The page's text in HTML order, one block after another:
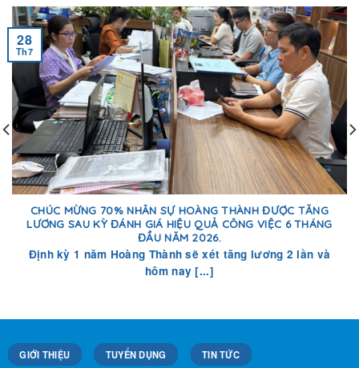
CHÚC MỪNG 70% NHÂN SỰ HOÀNG THÀNH ĐƯỢC TĂNG
LƯƠNG SAU KỲ ĐÁNH GIÁ HIỆU QUẢ CÔNG VIỆC 6 THÁNG
ĐẦU NĂM 2026.
Định kỳ 1 năm Hoàng Thành sẽ xét tăng lương 2 lần và
hôm nay [...]
28
Th7
GIỚI THIỆU TUYỂN DỤNG TIN TỨC